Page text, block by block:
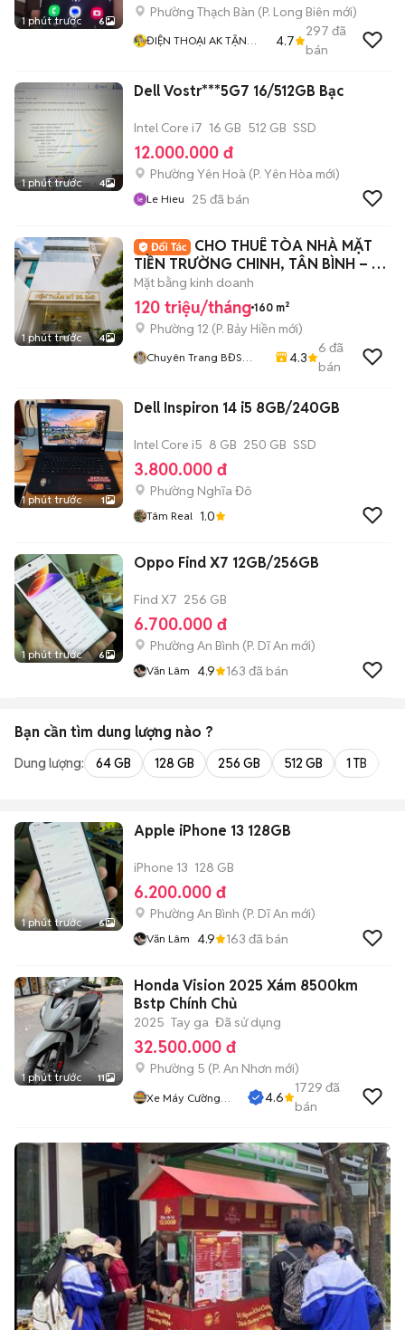
1 phút trước 6
Phường Thạch Bàn (P. Long Biên mới)
ĐIỆN THOẠI AK TẬN
4.7
297 đã
bán
1 phút trước 4
Dell Vostr***5G7 16/512GB Bạc
Intel Core i7 16 GB 512 GB SSD
12.000.000 đ
Phường Yên Hoà (P. Yên Hòa mới)
Le Hieu 25 đã bán
1 phút trước 4
CHO THUÊ TÒA NHÀ MẶT
TIỀN TRƯỜNG CHINH, TÂN BÌNH – DT
8X20M – 120TR
Mặt bằng kinh doanh
120 triệu/tháng 160 m²
Phường 12 (P. Bảy Hiền mới)
Chuyên Trang BĐS
4.3
6 đã
bán
1 phút trước 1
Dell Inspiron 14 i5 8GB/240GB
Intel Core i5 8 GB 250 GB SSD
3.800.000 đ
Phường Nghĩa Đô
Tâm Real 1.0
1 phút trước 6
Oppo Find X7 12GB/256GB
Find X7 256 GB
6.700.000 đ
Phường An Bình (P. Dĩ An mới)
Văn Lâm 4.9 163 đã bán
Bạn cần tìm dung lượng nào ?
Dung lượng: 64 GB 128 GB 256 GB 512 GB 1 TB
1 phút trước 6
Apple iPhone 13 128GB
iPhone 13 128 GB
6.200.000 đ
Phường An Bình (P. Dĩ An mới)
Văn Lâm 4.9 163 đã bán
1 phút trước 11
Honda Vision 2025 Xám 8500km
Bstp Chính Chủ
2025 Tay ga Đã sử dụng
32.500.000 đ
Phường 5 (P. An Nhơn mới)
Xe Máy Cường
4.6
1729 đã
bán